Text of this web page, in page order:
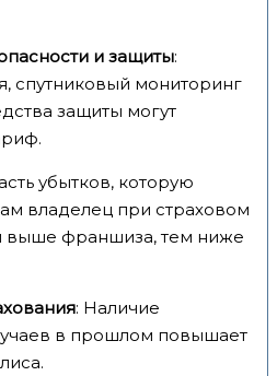
и защиты:
спутниковый мониторинг
защиты могут
убытков, которую
владелец при страховом
выше франшиза, тем ниже
: Наличие
в прошлом повышает